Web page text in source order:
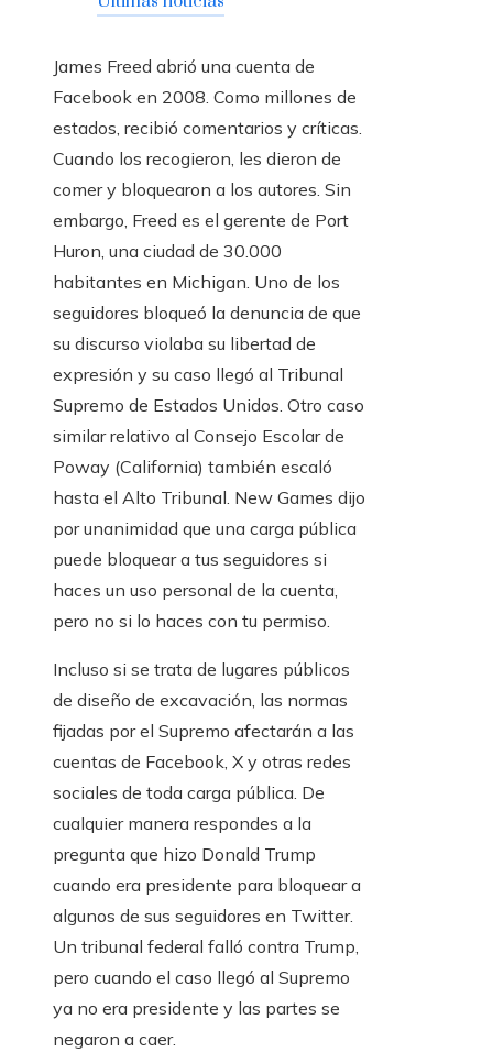
James Freed abrió una cuenta de
Facebook en 2008. Como millones de
estados, recibió comentarios y críticas.
Cuando los recogieron, les dieron de
comer y bloquearon a los autores. Sin
embargo, Freed es el gerente de Port
Huron, una ciudad de 30.000
habitantes en Michigan. Uno de los
seguidores bloqueó la denuncia de que
su discurso violaba su libertad de
expresión y su caso llegó al Tribunal
Supremo de Estados Unidos. Otro caso
similar relativo al Consejo Escolar de
Poway (California) también escaló
hasta el Alto Tribunal. New Games dijo
por unanimidad que una carga pública
puede bloquear a tus seguidores si
haces un uso personal de la cuenta,
pero no si lo haces con tu permiso.
Incluso si se trata de lugares públicos
de diseño de excavación, las normas
fijadas por el Supremo afectarán a las
cuentas de Facebook, X y otras redes
sociales de toda carga pública. De
cualquier manera respondes a la
pregunta que hizo Donald Trump
cuando era presidente para bloquear a
algunos de sus seguidores en Twitter.
Un tribunal federal falló contra Trump,
pero cuando el caso llegó al Supremo
ya no era presidente y las partes se
negaron a caer.